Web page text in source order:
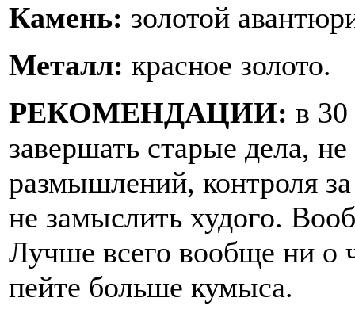
Камень: золотой
Металл: красное золото.
РЕКОМЕНДАЦИИ: в
завершать старые дела,
размышлений, контроля
не замыслить худого.
Лучше всего вообще ни о
пейте больше кумыса.